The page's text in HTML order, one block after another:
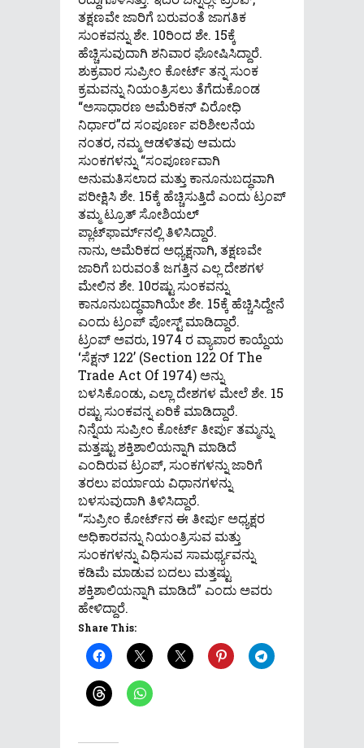
ತಕ್ಷಣವೇ ಜಾರಿಗೆ ಬರುವಂತೆ ಜಾಗತಿಕ
ಸುಂಕವನ್ನು ಶೇ. 10ರಿಂದ ಶೇ. 15ಕ್ಕೆ
ಹೆಚ್ಚಿಸುವುದಾಗಿ ಶನಿವಾರ ಘೋಷಿಸಿದ್ದಾರೆ.
ಶುಕ್ರವಾರ ಸುಪ್ರೀಂ ಕೋರ್ಟ್ ತನ್ನ ಸುಂಕ
ಕ್ರಮವನ್ನು ನಿಯಂತ್ರಿಸಲು ತೆಗೆದುಕೊಂಡ
“ಅಸಾಧಾರಣ ಅಮೆರಿಕನ್ ವಿರೋಧಿ
ನಿರ್ಧಾರ”ದ ಸಂಪೂರ್ಣ ಪರಿಶೀಲನೆಯ
ನಂತರ, ನಮ್ಮ ಆಡಳಿತವು ಆಮದು
ಸುಂಕಗಳನ್ನು “ಸಂಪೂರ್ಣವಾಗಿ
ಅನುಮತಿಸಲಾದ ಮತ್ತು ಕಾನೂನುಬದ್ಧವಾಗಿ
ಪರೀಕ್ಷಿಸಿ ಶೇ. 15ಕ್ಕೆ ಹೆಚ್ಚಿಸುತ್ತಿದೆ ಎಂದು ಟ್ರಂಪ್
ತಮ್ಮ ಟ್ರೂತ್ ಸೋಶಿಯಲ್
ಪ್ಲಾಟ್‌ಫಾರ್ಮ್‌ನಲ್ಲಿ ತಿಳಿಸಿದ್ದಾರೆ.
ನಾನು, ಅಮೆರಿಕದ ಅಧ್ಯಕ್ಷನಾಗಿ, ತಕ್ಷಣವೇ
ಜಾರಿಗೆ ಬರುವಂತೆ ಜಗತ್ತಿನ ಎಲ್ಲ ದೇಶಗಳ
ಮೇಲಿನ ಶೇ. 10ರಷ್ಟು ಸುಂಕವನ್ನು
ಕಾನೂನುಬದ್ಧವಾಗಿಯೇ ಶೇ. 15ಕ್ಕೆ ಹೆಚ್ಚಿಸಿದ್ದೇನೆ
ಎಂದು ಟ್ರಂಪ್ ಪೋಸ್ಟ್ ಮಾಡಿದ್ದಾರೆ.
ಟ್ರಂಪ್ ಅವರು, 1974 ರ ವ್ಯಾಪಾರ ಕಾಯ್ದೆಯ
‘ಸೆಕ್ಷನ್ 122’ (Section 122 Of The
Trade Act Of 1974) ಅನ್ನು
ಬಳಸಿಕೊಂಡು, ಎಲ್ಲಾ ದೇಶಗಳ ಮೇಲೆ ಶೇ. 15
ರಷ್ಟು ಸುಂಕವನ್ನ ಏರಿಕೆ ಮಾಡಿದ್ದಾರೆ.
ನಿನ್ನೆಯ ಸುಪ್ರೀಂ ಕೋರ್ಟ್ ತೀರ್ಪು ತಮ್ಮನ್ನು
ಮತ್ತಷ್ಟು ಶಕ್ತಿಶಾಲಿಯನ್ನಾಗಿ ಮಾಡಿದೆ
ಎಂದಿರುವ ಟ್ರಂಪ್, ಸುಂಕಗಳನ್ನು ಜಾರಿಗೆ
ತರಲು ಪರ್ಯಾಯ ವಿಧಾನಗಳನ್ನು
ಬಳಸುವುದಾಗಿ ತಿಳಿಸಿದ್ದಾರೆ.
“ಸುಪ್ರೀಂ ಕೋರ್ಟ್‌ನ ಈ ತೀರ್ಪು ಅಧ್ಯಕ್ಷರ
ಅಧಿಕಾರವನ್ನು ನಿಯಂತ್ರಿಸುವ ಮತ್ತು
ಸುಂಕಗಳನ್ನು ವಿಧಿಸುವ ಸಾಮರ್ಥ್ಯವನ್ನು
ಕಡಿಮೆ ಮಾಡುವ ಬದಲು ಮತ್ತಷ್ಟು
ಶಕ್ತಿಶಾಲಿಯನ್ನಾಗಿ ಮಾಡಿದೆ” ಎಂದು ಅವರು
ಹೇಳಿದ್ದಾರೆ.
Share This: